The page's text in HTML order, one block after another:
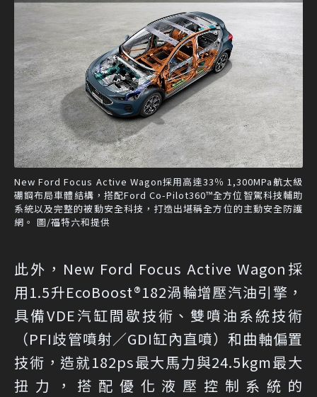
New Ford Focus Active Wagon採用高達33％ 1,300MPa航太級
硼鋼布局車體結構，搭配Ford Co-Pilot360™全方位智駕科技輔助
系統以及完整的被動安全科技，打造出堪稱全方位的主動安全防護
網。 圖/福特六和提供
此外，New Ford Focus Active Wagon採
用1.5升EcoBoost®182渦輪增壓汽油引擎，
具備VDE汽缸間歇技術、雙噴油系統技術
（PFI歧管噴射／GDI缸內直噴）和曲軸偏置
技術，造就182ps最大馬力與24.5kgm最大
扭力，搭配優化液壓控制系統的